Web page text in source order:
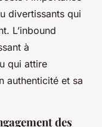
divertissants qui
L’inbound
à
qui attire
authenticité et sa
des